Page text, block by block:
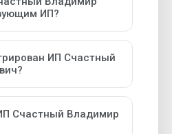
ИП?
ИП Счастный
Счастный Владимир